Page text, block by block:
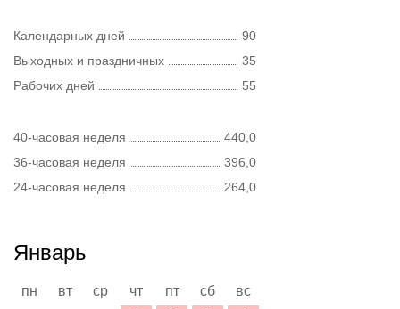
Календарных дней
90
Выходных и праздничных
35
Рабочих дней
55
40-часовая неделя
440,0
36-часовая неделя
396,0
24-часовая неделя
264,0
Январь
пн вт ср чт пт сб
вс